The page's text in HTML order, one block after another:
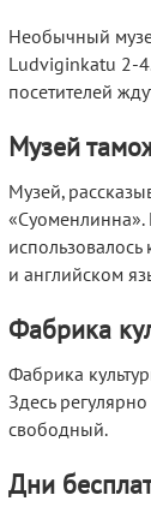
Необычный
Ludviginkatu 2-4.
посетителей
Музей
Музей,
и английском
Фабрика
Фабрика
Здесь
свободный.
Дни